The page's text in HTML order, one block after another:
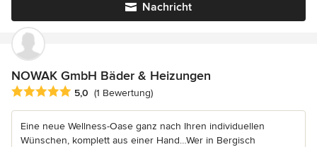
Nachricht
NOWAK GmbH Bäder & Heizungen
Durchschnittliche Bewertung: 5 von 5 Sternen
5,0 (1 Bewertung)
Eine neue Wellness-Oase ganz nach Ihren individuellen
Wünschen, komplett aus einer Hand…Wer in Bergisch